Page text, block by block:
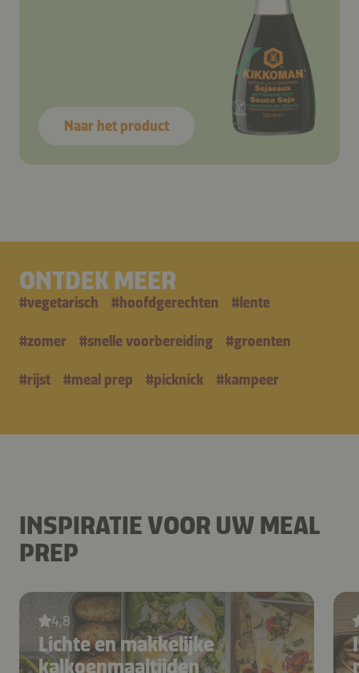
Naar het product
ONTDEK MEER
#vegetarisch #hoofdgerechten # lente
#zomer #snelle voorbereiding #groenten
#rijst #meal prep #picknick #kampeer
INSPIRATIE VOOR UW MEAL
PREP
4,8
Lichte en makkelijke
kalkoenmaaltijden